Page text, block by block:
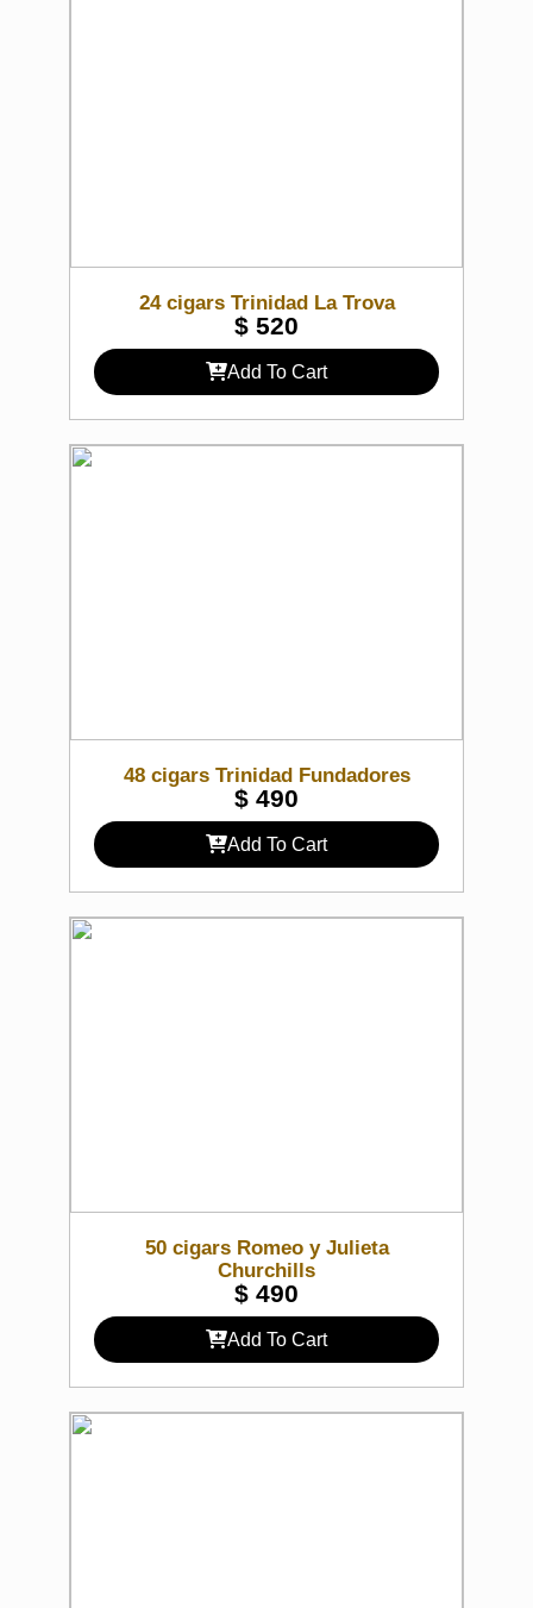
24 cigars Trinidad La Trova
$ 520
Add To Cart
48 cigars Trinidad Fundadores
$ 490
Add To Cart
50 cigars Romeo y Julieta
Churchills
$ 490
Add To Cart